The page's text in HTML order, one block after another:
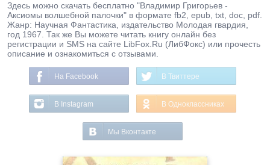
Здесь можно скачать бесплатно "Владимир Григорьев -
Аксиомы волшебной палочки" в формате fb2, epub, txt, doc, pdf.
Жанр: Научная Фантастика, издательство Молодая гвардия,
год 1967. Так же Вы можете читать книгу онлайн без
регистрации и SMS на сайте LibFox.Ru (ЛибФокс) или прочесть
описание и ознакомиться с отзывами.
На Facebook В Твиттере
В Instagram В Одноклассниках
Мы Вконтакте